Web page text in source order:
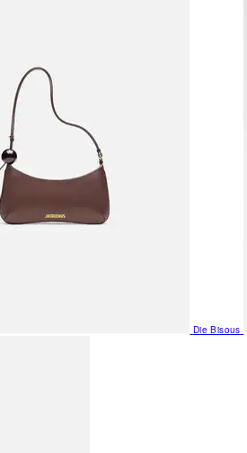
Die Bisous